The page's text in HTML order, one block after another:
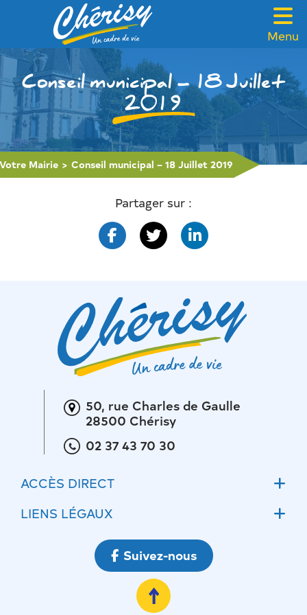
Menu
VOTRE MAIRIE
CADRE DE VIE
FAMILLE & SOLIDARITÉ
LOISIRS & TOURISME
CONTACT
Conseil municipal – 18 Juillet
2019
Votre Mairie > Conseil municipal – 18 Juillet 2019
Partager sur :
50, rue Charles de Gaulle
28500 Chérisy
02 37 43 70 30
ACCÈS DIRECT
Accueil
Ateliers communaux
LIENS LÉGAUX
Mentions légales
Conditions Générales d’Utilisations
Politique de confidentialité
Suivez-nous